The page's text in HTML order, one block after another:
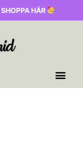
HÄR